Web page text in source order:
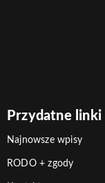
Przydatne linki
Najnowsze wpisy
RODO + zgody